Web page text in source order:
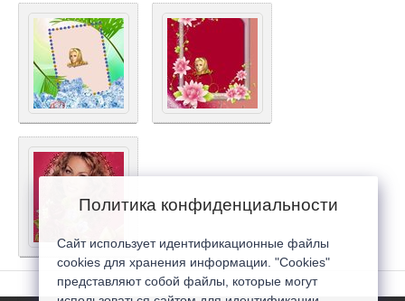
Политика конфиденциальности
Сайт использует идентификационные файлы
cookies для хранения информации. "Cookies"
представляют собой файлы, которые могут